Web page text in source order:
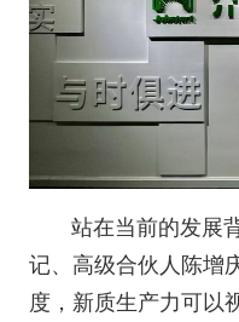
站在当前的发展
记、高级合伙人陈增
度，新质生产力可以